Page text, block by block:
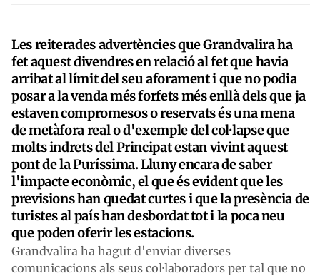
Les reiterades advertències que Grandvalira ha
fet aquest divendres en relació al fet que havia
arribat al límit del seu aforament i que no podia
posar a la venda més forfets més enllà dels que ja
estaven compromesos o reservats és una mena
de metàfora real o d'exemple del col·lapse que
molts indrets del Principat estan vivint aquest
pont de la Puríssima. Lluny encara de saber
l'impacte econòmic, el que és evident que les
previsions han quedat curtes i que la presència de
turistes al país han desbordat tot i la poca neu
que poden oferir les estacions.
Grandvalira ha hagut d'enviar diverses
comunicacions als seus col·laboradors per tal que no